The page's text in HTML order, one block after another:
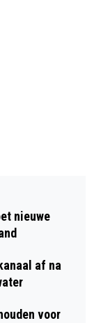
EN
FORS
nieuwe
af na
voor